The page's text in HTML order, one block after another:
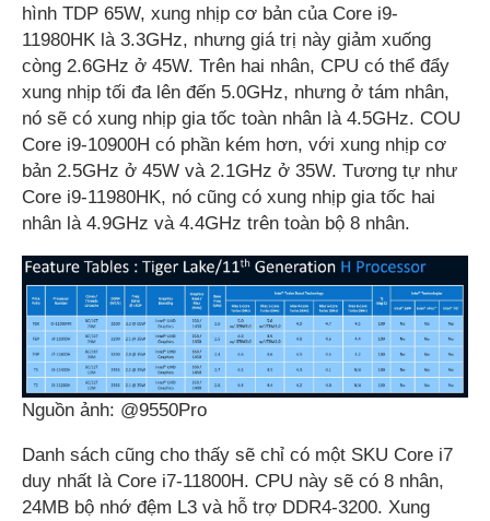
hình TDP 65W, xung nhịp cơ bản của Core i9-
11980HK là 3.3GHz, nhưng giá trị này giảm xuống
còng 2.6GHz ở 45W. Trên hai nhân, CPU có thể đẩy
xung nhịp tối đa lên đến 5.0GHz, nhưng ở tám nhân,
nó sẽ có xung nhịp gia tốc toàn nhân là 4.5GHz. COU
Core i9-10900H có phần kém hơn, với xung nhịp cơ
bản 2.5GHz ở 45W và 2.1GHz ở 35W. Tương tự như
Core i9-11980HK, nó cũng có xung nhịp gia tốc hai
nhân là 4.9GHz và 4.4GHz trên toàn bộ 8 nhân.
Nguồn ảnh: @9550Pro
Danh sách cũng cho thấy sẽ chỉ có một SKU Core i7
duy nhất là Core i7-11800H. CPU này sẽ có 8 nhân,
24MB bộ nhớ đệm L3 và hỗ trợ DDR4-3200. Xung